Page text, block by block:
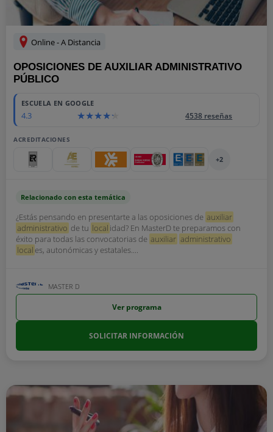
Online - A Distancia
OPOSICIONES DE AUXILIAR ADMINISTRATIVO
PÚBLICO
ESCUELA EN GOOGLE
4.3 4538 reseñas
ACREDITACIONES
+2
Relacionado con esta temática
¿Estás pensando en presentarte a las oposiciones de auxiliar
administrativo de tu local idad? En MasterD te preparamos con
éxito para todas las convocatorias de auxiliar administrativo
local es, autonómicas y estatales....
MASTER D
Ver programa
SOLICITAR INFORMACIÓN